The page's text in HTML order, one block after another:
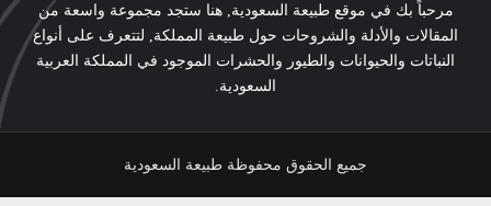
مرحباً بك في موقع طبيعة السعودية, هنا ستجد مجموعة واسعة من
المقالات والأدلة والشروحات حول طبيعة المملكة, لتتعرف على أنواع
النباتات والحيوانات والطيور والحشرات الموجود في المملكة العربية
السعودية.
جميع الحقوق محفوظة طبيعة السعودية